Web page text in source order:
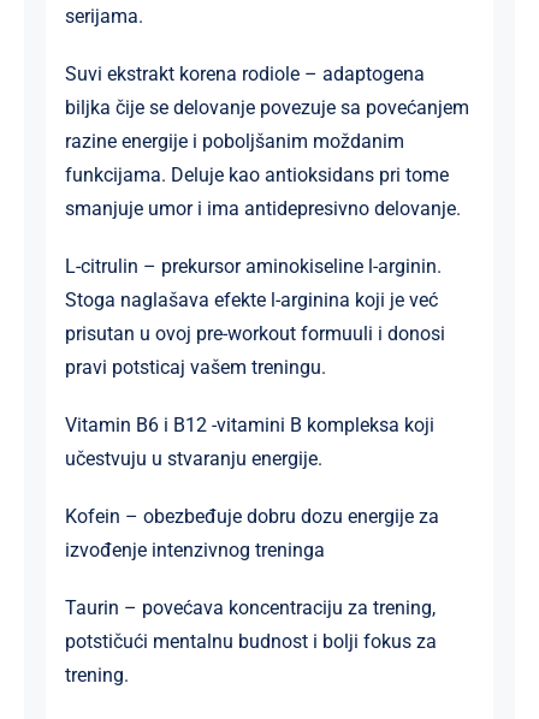
serijama.
Suvi ekstrakt korena rodiole – adaptogena
biljka čije se delovanje povezuje sa povećanjem
razine energije i poboljšanim moždanim
funkcijama. Deluje kao antioksidans pri tome
smanjuje umor i ima antidepresivno delovanje.
L-citrulin – prekursor aminokiseline l-arginin.
Stoga naglašava efekte l-arginina koji je već
prisutan u ovoj pre-workout formuuli i donosi
pravi potsticaj vašem treningu.
Vitamin B6 i B12 -vitamini B kompleksa koji
učestvuju u stvaranju energije.
Kofein – obezbeđuje dobru dozu energije za
izvođenje intenzivnog treninga
Taurin – povećava koncentraciju za trening,
potstičući mentalnu budnost i bolji fokus za
trening.